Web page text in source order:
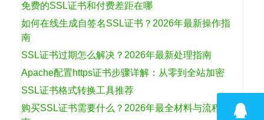
免费的SSL证书和付费差距在哪
如何在线生成自签名SSL证书？2026年最新操作指
南
SSL证书过期怎么解决？2026年最新处理指南
Apache配置https证书步骤详解：从零到全站加密
SSL证书格式转换工具推荐
购买SSL证书需要什么？2026年最全材料与流程指